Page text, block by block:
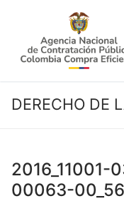
contenido
DERECHO DE
00063-